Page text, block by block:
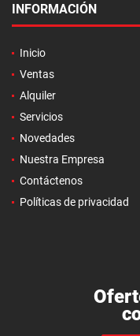
INFORMACIÓN
Inicio
Ventas
Alquiler
Servicios
Novedades
Nuestra Empresa
Contáctenos
Políticas de privacidad